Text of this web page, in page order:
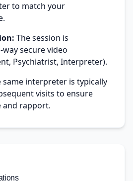
to match your
The session is
secure video
Psychiatrist, Interpreter).
same interpreter is typically
visits to ensure
and rapport.